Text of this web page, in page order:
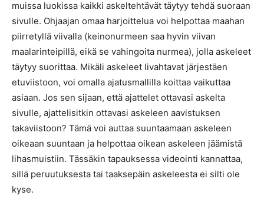
muissa luokissa kaikki askeltehtävät täytyy tehdä suoraan
sivulle. Ohjaajan omaa harjoittelua voi helpottaa maahan
piirretyllä viivalla (keinonurmeen saa hyvin viivan
maalarinteipillä, eikä se vahingoita nurmea), jolla askeleet
täytyy suorittaa. Mikäli askeleet livahtavat järjestäen
etuviistoon, voi omalla ajatusmallilla koittaa vaikuttaa
asiaan. Jos sen sijaan, että ajattelet ottavasi askelta
sivulle, ajattelisitkin ottavasi askeleen aavistuksen
takaviistoon? Tämä voi auttaa suuntaamaan askeleen
oikeaan suuntaan ja helpottaa oikean askeleen jäämistä
lihasmuistiin. Tässäkin tapauksessa videointi kannattaa,
sillä peruutuksesta tai taaksepäin askeleesta ei silti ole
kyse.